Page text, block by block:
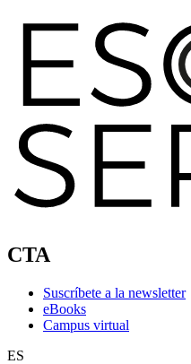
CTA
Suscríbete a la newsletter
eBooks
Campus virtual
ES